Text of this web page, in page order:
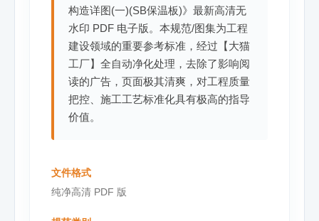
构造详图(一)(SB保温板)》最新高清无
水印 PDF 电子版。本规范/图集为工程
建设领域的重要参考标准，经过【大猫
工厂】全自动净化处理，去除了影响阅
读的广告，页面极其清爽，对工程质量
把控、施工工艺标准化具有极高的指导
价值。
文件格式
纯净高清 PDF 版